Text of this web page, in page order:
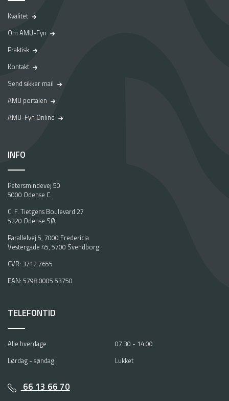
Kvalitet
Om AMU-Fyn
Praktisk
Kontakt
Send sikker mail
AMU portalen
AMU-Fyn Online
INFO
Petersmindevej 50
5000 Odense C.
C. F. Tietgens Boulevard 27
5220 Odense SØ.
Parallelvej 5, 7000 Fredericia
Vestergade 45, 5700 Svendborg
CVR: 3712 7655
EAN: 5798 0005 53750
TELEFONTID
Alle hverdage
07.30 - 14.00
Lørdag - søndag:
Lukket
66 13 66 70